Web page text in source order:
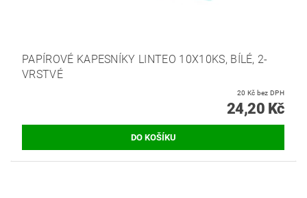
PAPÍROVÉ KAPESNÍKY LINTEO 10X10KS, BÍLÉ, 2-
VRSTVÉ
20 Kč bez DPH
24,20 Kč